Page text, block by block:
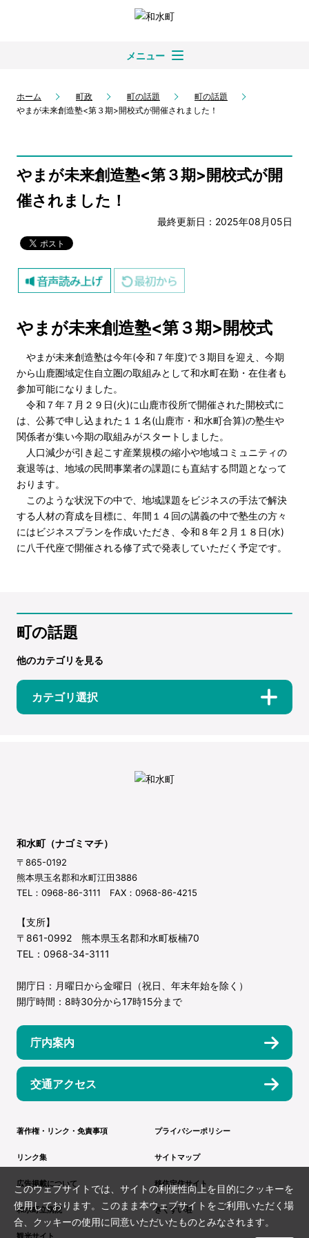
メニュー
ホーム 町政 町の話題
町の話題
やまが未来創造塾<第３期>開校式が開催されました！
やまが未来創造塾<第３期>開校式が開
催されました！
最終更新日：2025年08月05日
やまが未来創造塾<第３期>開校式
やまが未来創造塾は今年(令和７年度)で３期目を迎え、今期
から山鹿圏域定住自立圏の取組みとして和水町在勤・在住者も
参加可能になりました。
令和７年７月２９日(火)に山鹿市役所で開催された開校式に
は、公募で申し込まれた１１名(山鹿市・和水町合算)の塾生や
関係者が集い今期の取組みがスタートしました。
人口減少が引き起こす産業規模の縮小や地域コミュニティの
衰退等は、地域の民間事業者の課題にも直結する問題となって
おります。
このような状況下の中で、地域課題をビジネスの手法で解決
する人材の育成を目標に、年間１４回の講義の中で塾生の方々
にはビジネスプランを作成いただき、令和８年２月１８日(水)
に八千代座で開催される修了式で発表していただく予定です。
町の話題
他のカテゴリを見る
カテゴリ選択
和水町（ナゴミマチ）
〒865-0192
熊本県玉名郡和水町江田3886
TEL：0968-86-3111 FAX：0968-86-4215
【支所】
〒861-0992 熊本県玉名郡和水町板楠70
TEL：0968-34-3111
開庁日：月曜日から金曜日（祝日、年末年始を除く）
開庁時間：8時30分から17時15分まで
庁内案内
交通アクセス
著作権・リンク・免責事項 プライバシーポリシー
リンク集 サイトマップ
広告掲載について 移住定住サイト
和水町立病院 きくすい荘
このウェブサイトでは、サイトの利便性向上を目的にクッキーを
使用しております。このまま本ウェブサイトをご利用いただく場
合、クッキーの使用に同意いただいたものとみなされます。